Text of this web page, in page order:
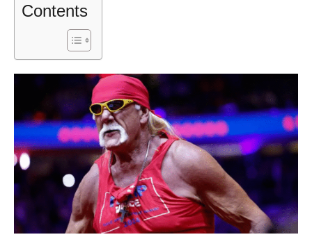
Contents